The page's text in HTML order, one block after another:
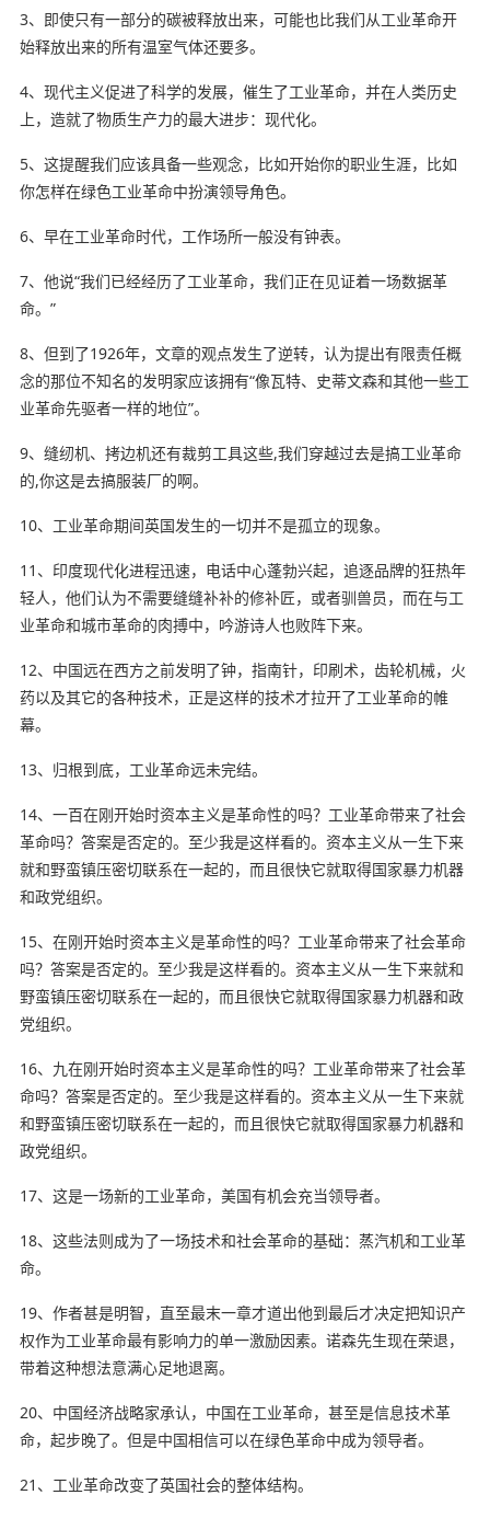
3、即使只有一部分的碳被释放出来，可能也比我们从工业革命开
始释放出来的所有温室气体还要多。
4、现代主义促进了科学的发展，催生了工业革命，并在人类历史
上，造就了物质生产力的最大进步：现代化。
5、这提醒我们应该具备一些观念，比如开始你的职业生涯，比如
你怎样在绿色工业革命中扮演领导角色。
6、早在工业革命时代，工作场所一般没有钟表。
7、他说“我们已经经历了工业革命，我们正在见证着一场数据革
命。”
8、但到了1926年，文章的观点发生了逆转，认为提出有限责任概
念的那位不知名的发明家应该拥有“像瓦特、史蒂文森和其他一些工
业革命先驱者一样的地位”。
9、缝纫机、拷边机还有裁剪工具这些,我们穿越过去是搞工业革命
的,你这是去搞服装厂的啊。
10、工业革命期间英国发生的一切并不是孤立的现象。
11、印度现代化进程迅速，电话中心蓬勃兴起，追逐品牌的狂热年
轻人，他们认为不需要缝缝补补的修补匠，或者驯兽员，而在与工
业革命和城市革命的肉搏中，吟游诗人也败阵下来。
12、中国远在西方之前发明了钟，指南针，印刷术，齿轮机械，火
药以及其它的各种技术，正是这样的技术才拉开了工业革命的帷
幕。
13、归根到底，工业革命远未完结。
14、一百在刚开始时资本主义是革命性的吗？工业革命带来了社会
革命吗？答案是否定的。至少我是这样看的。资本主义从一生下来
就和野蛮镇压密切联系在一起的，而且很快它就取得国家暴力机器
和政党组织。
15、在刚开始时资本主义是革命性的吗？工业革命带来了社会革命
吗？答案是否定的。至少我是这样看的。资本主义从一生下来就和
野蛮镇压密切联系在一起的，而且很快它就取得国家暴力机器和政
党组织。
16、九在刚开始时资本主义是革命性的吗？工业革命带来了社会革
命吗？答案是否定的。至少我是这样看的。资本主义从一生下来就
和野蛮镇压密切联系在一起的，而且很快它就取得国家暴力机器和
政党组织。
17、这是一场新的工业革命，美国有机会充当领导者。
18、这些法则成为了一场技术和社会革命的基础：蒸汽机和工业革
命。
19、作者甚是明智，直至最末一章才道出他到最后才决定把知识产
权作为工业革命最有影响力的单一激励因素。诺森先生现在荣退，
带着这种想法意满心足地退离。
20、中国经济战略家承认，中国在工业革命，甚至是信息技术革
命，起步晚了。但是中国相信可以在绿色革命中成为领导者。
21、工业革命改变了英国社会的整体结构。